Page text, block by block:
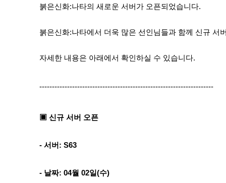
붉은신화:나타의 새로운 서버가 오픈되었습니다.​
붉은신화:나타에서 더욱 많은 선인님들과 함께 신규 서
자세한 내용은 아래에서 확인하실 수 있습니다.
---------------------------------------------------------------------
▣ 신규 서버 오픈
- 서버: S63
- 날짜: 04월 02일(수)